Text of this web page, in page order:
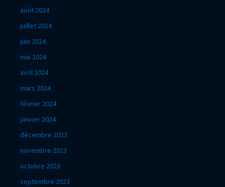
août 2024
juillet 2024
juin 2024
mai 2024
avril 2024
mars 2024
février 2024
janvier 2024
décembre 2023
novembre 2023
octobre 2023
septembre 2023